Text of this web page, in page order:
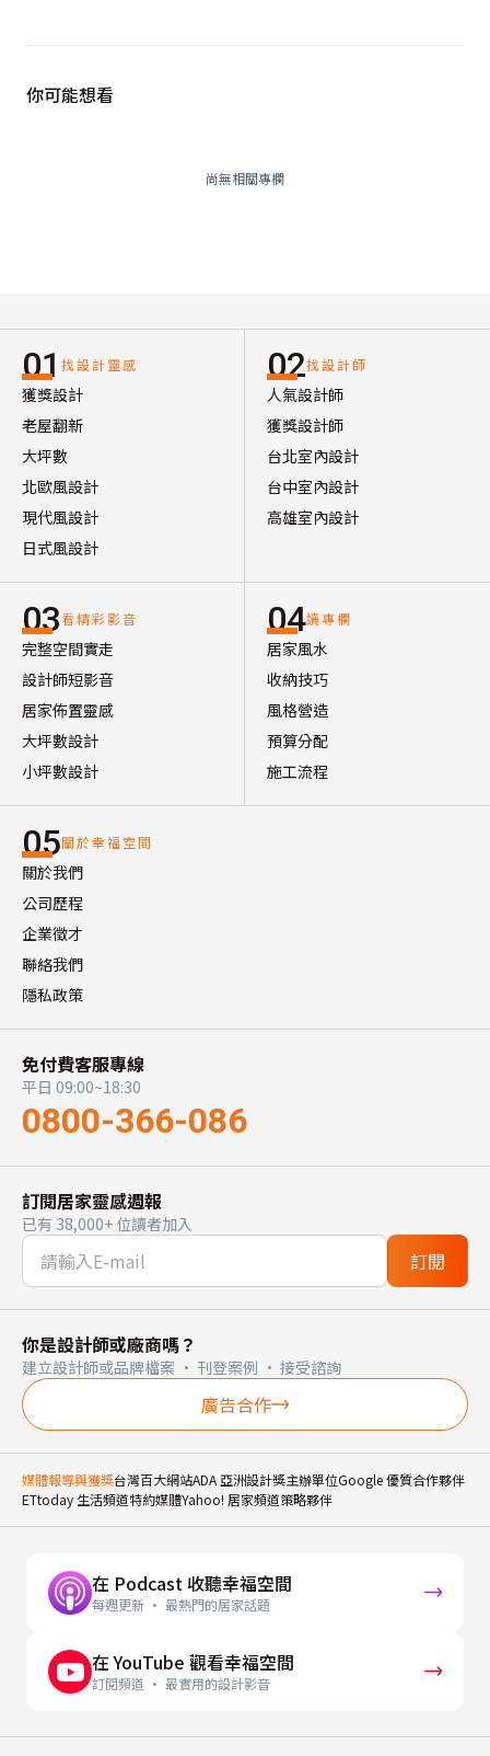
你可能想看
尚無相關專欄
01 找設計靈感
獲獎設計
老屋翻新
大坪數
北歐風設計
現代風設計
日式風設計
02找設計師
人氣設計師
獲獎設計師
台北室內設計
台中室內設計
高雄室內設計
03看精彩影音
完整空間實走
設計師短影音
居家佈置靈感
大坪數設計
小坪數設計
04讀專欄
居家風水
收納技巧
風格營造
預算分配
施工流程
05關於幸福空間
關於我們
公司歷程
企業徵才
聯絡我們
隱私政策
免付費客服專線
平日 09:00~18:30
0800-366-086
訂閱居家靈感週報
已有 38,000+ 位讀者加入
訂閱
你是設計師或廠商嗎？
建立設計師或品牌檔案 · 刊登案例 · 接受諮詢
廣告合作
媒體報導與獲獎台灣百大網站ADA 亞洲設計獎主辦單位Google 優質合作夥伴
ETtoday 生活頻道特約媒體Yahoo! 居家頻道策略夥伴
在 Podcast 收聽幸福空間
每週更新 · 最熱門的居家話題
在 YouTube 觀看幸福空間
訂閱頻道 · 最實用的設計影音